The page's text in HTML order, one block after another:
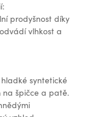
prodyšnost díky
vlhkost a
syntetické
na špičce a patě.